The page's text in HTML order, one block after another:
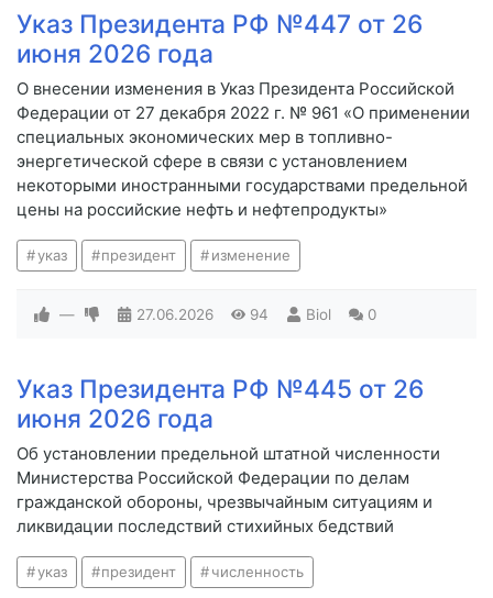
Указ Президента РФ №447 от 26
июня 2026 года
О внесении изменения в Указ Президента Российской
Федерации от 27 декабря 2022 г. № 961 «О применении
специальных экономических мер в топливно-
энергетической сфере в связи с установлением
некоторыми иностранными государствами предельной
цены на российские нефть и нефтепродукты»
указ президент изменение
— 27.06.2026 94 Biol 0
Указ Президента РФ №445 от 26
июня 2026 года
Об установлении предельной штатной численности
Министерства Российской Федерации по делам
гражданской обороны, чрезвычайным ситуациям и
ликвидации последствий стихийных бедствий
указ президент численность